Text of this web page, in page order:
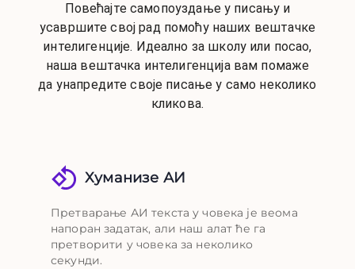
Повећајте самопоуздање у писању и
усавршите свој рад помоћу наших вештачке
интелигенције. Идеално за школу или посао,
наша вештачка интелигенција вам помаже
да унапредите своје писање у само неколико
кликова.
Хуманизе АИ
Претварање АИ текста у човека је веома
напоран задатак, али наш алат ће га
претворити у човека за неколико
секунди.